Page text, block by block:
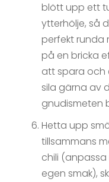
blött upp ett
ytterhölje, så
perfekt runda
på en bricka
att spara och
sila gärna av
gnudismeten
Hetta upp
tillsammans
chili
egen smak),